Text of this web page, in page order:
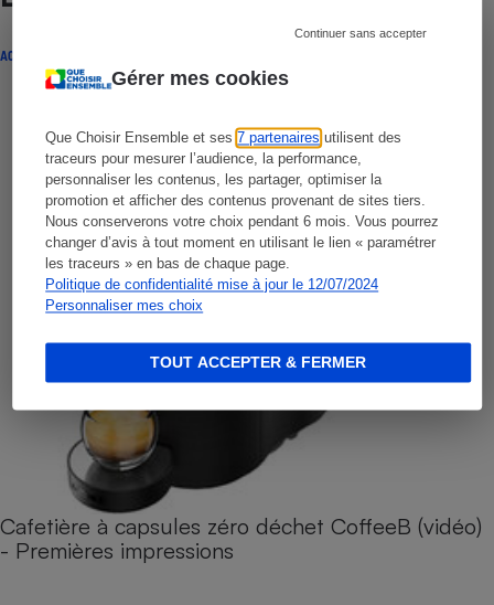
Gérer mes cookies
Que Choisir Ensemble et ses7 partenaires utilisent des
traceurs pour mesurer l’audience, la performance,
personnaliser les contenus, les partager, optimiser la
promotion et afficher des contenus provenant de sites tiers.
Nous conserverons votre choix pendant 6 mois. Vous pourrez
changer d’avis à tout moment en utilisant le lien « paramétrer
les traceurs » en bas de chaque page.
Politique de confidentialité mise à jour le 12/07/2024
Personnaliser mes choix
Continuer sans accepter
TOUT ACCEPTER & FERMER
ACTUALITÉ
Cafetière à capsules zéro déchet CoffeeB (vidéo)
- Premières impressions